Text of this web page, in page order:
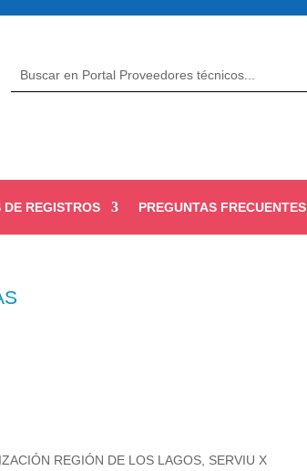
DE REGISTROS PREGUNTAS FRECUENTES
REGIÓN DE LOS LAGOS, SERVIU X